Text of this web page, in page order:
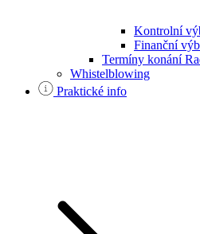
Kontrolní
Finanční
Termíny konání
Whistelblowing
Praktické info